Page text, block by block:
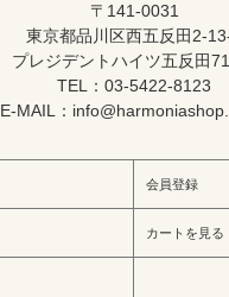
〒141-0031
東京都品川区西五反田2-
プレジデントハイツ五反田
TEL：03-5422-8123
E-MAIL：
会員登録
カートを見る